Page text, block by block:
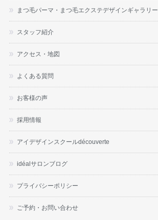
まつ毛パーマ・まつ毛エクステデザインギャラリー
スタッフ紹介
アクセス・地図
よくある質問
お客様の声
採用情報
アイデザインスクールdécouverte
idéalサロンブログ
プライバシーポリシー
ご予約・お問い合わせ